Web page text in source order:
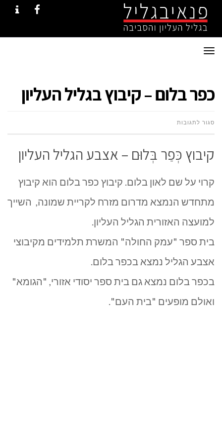
תפריט
כפר בלום – קיבוץ בגליל העליון
סגור לתגובותעל
–
קיבוץ כְּפַר בְּלוּם – אצבע הגליל העליון
קרוי על שם לאון בלום. קיבוץ כפר בלום הוא קיבוץ
מתחדש הנמצא מדרום מזרח לקריית שמונה, השייך
למועצה האזורית הגליל העליון.
בית ספר "עמק החולה" המשרת תלמידים מקיבוצי
אצבע הגליל נמצא בכפר בלום.
בכפר בלום נמצא גם בית ספר יסודי אזורי, "הגומא"
ואולם מופעים "בית העם".